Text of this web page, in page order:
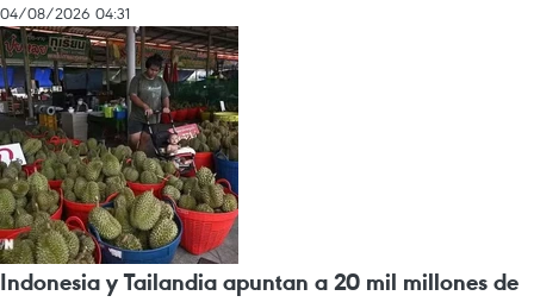
04/08/2026 04:31
Indonesia y Tailandia apuntan a 20 mil millones de